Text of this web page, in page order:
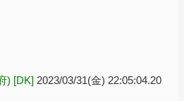
) [DK] 2023/03/31(金) 22:05:04.20